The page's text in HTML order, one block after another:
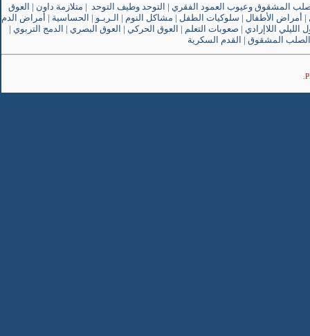
المشقوق وعيوب العمود الفقري | التوحد وطيف التوحد | متلازمة داون | العوق
| أمراض الأطفال | سلوكيات الطفل | مشاكل النوم | الـربـو | الحساسية | أمراض الدم
الليلي اللاإرادي | صعوبات التعلم | العوق الحركي | العوق البصري | الدمج التربوي |
الصلب المشقوق | القدم السكرية